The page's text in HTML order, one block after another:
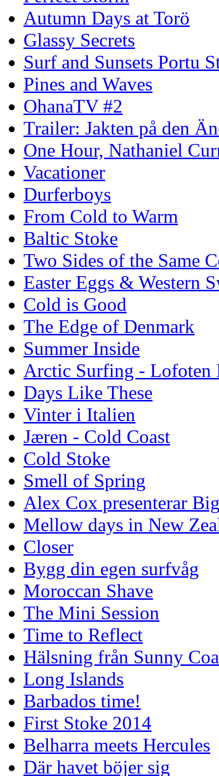
Autumn Days at Torö
Glassy Secrets
Surf and Sunsets Portu
Pines and Waves
OhanaTV #2
Trailer: Jakten på den
One Hour, Nathaniel
Vacationer
Durferboys
From Cold to Warm
Baltic Stoke
Two Sides of the Same
Easter Eggs & Western
Cold is Good
The Edge of Denmark
Summer Inside
Arctic Surfing - Lofoten
Days Like These
Vinter i Italien
Jæren - Cold Coast
Cold Stoke
Smell of Spring
Alex Cox presenterar
Mellow days in New
Closer
Bygg din egen surfvåg
Moroccan Shave
The Mini Session
Time to Reflect
Hälsning från Sunny
Long Islands
Barbados time!
First Stoke 2014
Belharra meets Hercules
Där havet böjer sig